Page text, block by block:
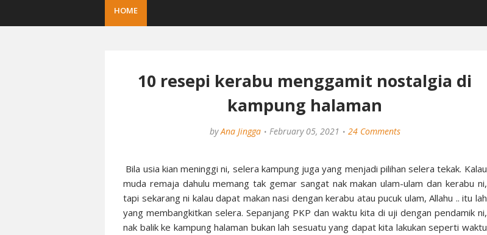
HOME
10 resepi kerabu menggamit nostalgia di
kampung halaman
by Ana Jingga February 05, 2021 24 Comments
Bila usia kian meninggi ni, selera kampung juga yang menjadi pilihan selera tekak. Kalau
muda remaja dahulu memang tak gemar sangat nak makan ulam-ulam dan kerabu ni,
tapi sekarang ni kalau dapat makan nasi dengan kerabu atau pucuk ulam, Allahu .. itu lah
yang membangkitkan selera. Sepanjang PKP dan waktu kita di uji dengan pendamik ni,
nak balik ke kampung halaman bukan lah sesuatu yang dapat kita lakukan seperti waktu